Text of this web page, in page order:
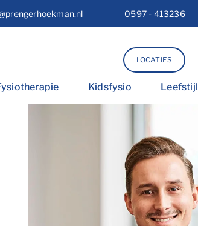
0597 - 413236
LOCATIES
Kidsfysio Leefstijl